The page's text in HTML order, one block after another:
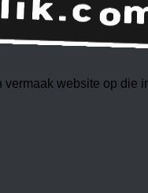
website op die